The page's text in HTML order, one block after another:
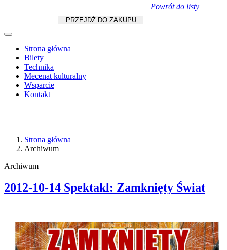
PRZEJDŹ DO ZAKUPU
Strona główna
Bilety
Technika
Mecenat kulturalny
Wsparcie
Kontakt
Strona główna
Archiwum
Archiwum
2012-10-14 Spektakl: Zamknięty Świat
Powrót do listy